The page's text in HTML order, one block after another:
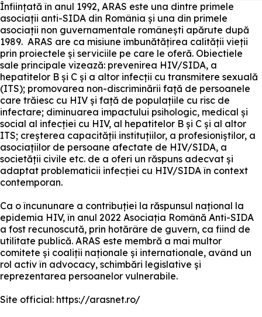
Înființată în anul 1992, ARAS este una dintre primele
asociații anti-SIDA din România și una din primele
asociații non guvernamentale românești apărute după
1989. ARAS are ca misiune îmbunătățirea calității vieții
prin proiectele și serviciile pe care le oferă. Obiectiele
sale principale vizează: prevenirea HIV/SIDA, a
hepatitelor B și C și a altor infecții cu transmitere sexuală
(ITS); promovarea non-discriminării față de persoanele
care trăiesc cu HIV și față de populațiile cu risc de
infectare; diminuarea impactului psihologic, medical și
social al infecției cu HIV, al hepatitelor B și C și al altor
ITS; creșterea capacității instituțiilor, a profesioniștilor, a
asociațiilor de persoane afectate de HIV/SIDA, a
societății civile etc. de a oferi un răspuns adecvat și
adaptat problematicii infecției cu HIV/SIDA în context
contemporan.
Ca o încununare a contribuției la răspunsul național la
epidemia HIV, în anul 2022 Asociația Română Anti-SIDA
a fost recunoscută, prin hotărâre de guvern, ca fiind de
utilitate publică. ARAS este membră a mai multor
comitete și coaliții naționale și internationale, având un
rol activ în advocacy, schimbări legislative și
reprezentarea persoanelor vulnerabile.
Site official: https://arasnet.ro/